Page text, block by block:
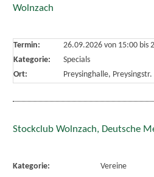
Wolnzach
Termin: 26.09.2026 von 15:00bis
Kategorie:
Specials
Ort:
Preysinghalle, Preysingstr.
Stockclub Wolnzach, Deutsche
Kategorie:
Vereine